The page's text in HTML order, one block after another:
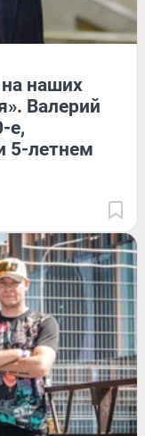
наших
Валерий
е,
5-летнем